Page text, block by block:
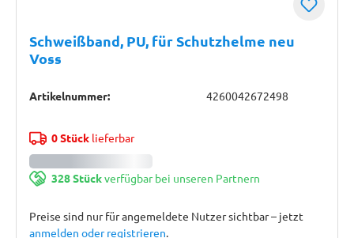
Schweißband, PU, für Schutzhelme neu
Voss
Artikelnummer: 4260042672498
0 Stücklieferbar
328 Stückverfügbar bei unseren Partnern
Preise sind nur für angemeldete Nutzer sichtbar – jetzt
anmelden oder registrieren.